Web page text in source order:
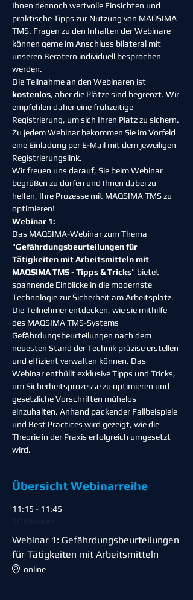
Ihnen dennoch wertvolle Einsichten und
praktische Tipps zur Nutzung von MAQSIMA
TMS. Fragen zu den Inhalten der Webinare
können gerne im Anschluss bilateral mit
unseren Beratern individuell besprochen
werden.
Die Teilnahme an den Webinaren ist
kostenlos, aber die Plätze sind begrenzt. Wir
empfehlen daher eine frühzeitige
Registrierung, um sich Ihren Platz zu sichern.
Zu jedem Webinar bekommen Sie im Vorfeld
eine Einladung per E-Mail mit dem jeweiligen
Registrierungslink.
Wir freuen uns darauf, Sie beim Webinar
begrüßen zu dürfen und Ihnen dabei zu
helfen, Ihre Prozesse mit MAQSIMA TMS zu
optimieren!
Webinar 1:
Das MAQSIMA-Webinar zum Thema
"Gefährdungsbeurteilungen für
Tätigkeiten mit Arbeitsmitteln mit
MAQSIMA TMS - Tipps & Tricks" bietet
spannende Einblicke in die modernste
Technologie zur Sicherheit am Arbeitsplatz.
Die Teilnehmer entdecken, wie sie mithilfe
des MAQSIMA TMS-Systems
Gefährdungsbeurteilungen nach dem
neuesten Stand der Technik präzise erstellen
und effizient verwalten können. Das
Webinar enthüllt exklusive Tipps und Tricks,
um Sicherheitsprozesse zu optimieren und
gesetzliche Vorschriften mühelos
einzuhalten. Anhand packender Fallbeispiele
und Best Practices wird gezeigt, wie die
Theorie in der Praxis erfolgreich umgesetzt
wird.
Übersicht Webinarreihe
11:15 - 11:45
Webinar 1: Gefährdungsbeurteilungen
für Tätigkeiten mit Arbeitsmitteln
online